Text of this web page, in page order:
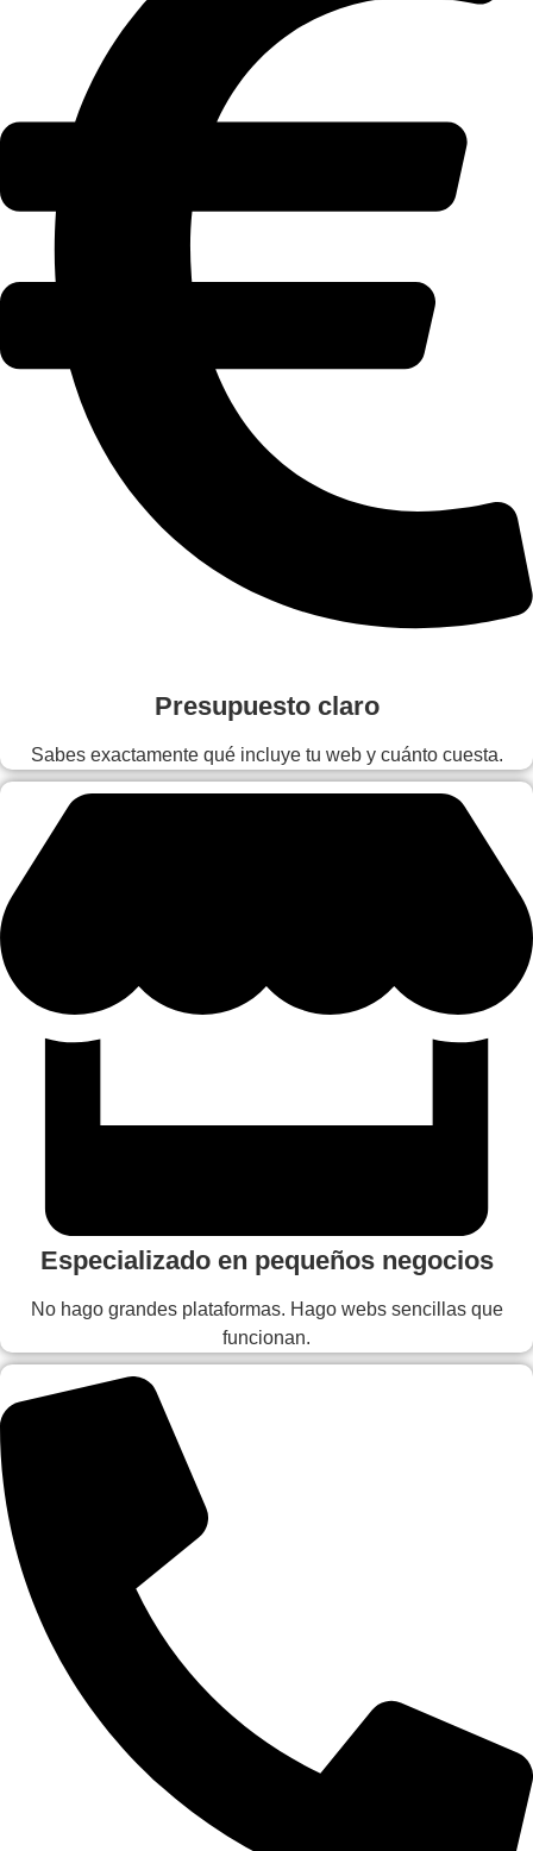
Presupuesto claro
Sabes exactamente qué incluye tu web y cuánto cuesta.
Especializado en pequeños negocios
No hago grandes plataformas. Hago webs sencillas que
funcionan.